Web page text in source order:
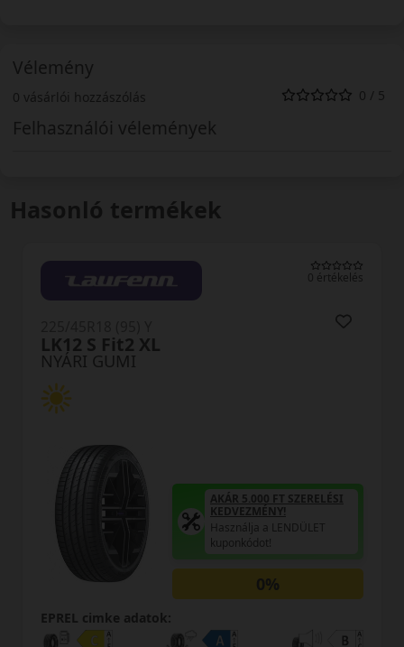
Vélemény
0 vásárlói hozzászólás 0 / 5
Felhasználói vélemények
Hasonló termékek
0 értékelés
NYÁRI GUMI
LK12 S Fit2 XL
AKÁR 5.000 FT SZERELÉSI
KEDVEZMÉNY!
Használja a LENDÜLET
kuponkódot!
0%
EPREL cimke adatok: